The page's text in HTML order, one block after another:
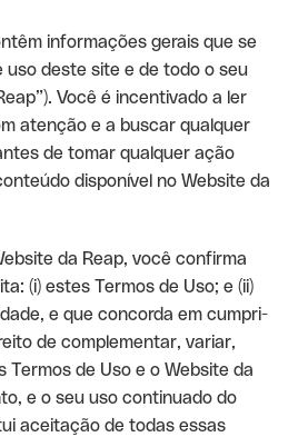
informações gerais que se
uso deste site e de todo o seu
Você é incentivado a ler
atenção e a buscar qualquer
de tomar qualquer ação
disponível no Website da
da Reap, você confirma
(i) estes Termos de Uso; e (ii)
e que concorda em cumpri-
de complementar, variar,
de Uso e o Website da
e o seu uso continuado do
aceitação de todas essas